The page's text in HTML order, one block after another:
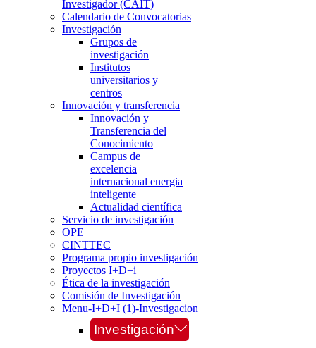
Investigador (CAIT)
Calendario de Convocatorias
Investigación
Grupos de
investigación
Institutos
universitarios y
centros
Innovación y transferencia
Innovación y
Transferencia del
Conocimiento
Campus de
excelencia
internacional energia
inteligente
Actualidad científica
Servicio de investigación
OPE
CINTTEC
Programa propio investigación
Proyectos I+D+i
Ética de la investigación
Comisión de Investigación
Menu-I+D+I (1)-Investigacion
Investigación